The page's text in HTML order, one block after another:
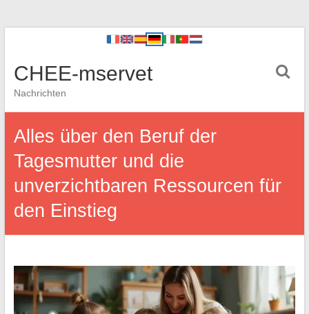
CHEE-mservet
Nachrichten
Alles über den Beruf der
Tagesmutter und die
unverzichtbaren Ressourcen für
den Einstieg